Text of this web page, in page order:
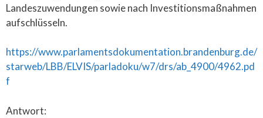
Landeszuwendungen sowie nach Investitionsmaßnahmen
aufschlüsseln.
https://www.parlamentsdokumentation.brandenburg.de/
starweb/LBB/ELVIS/parladoku/w7/drs/ab_4900/4962.pd
f
Antwort: